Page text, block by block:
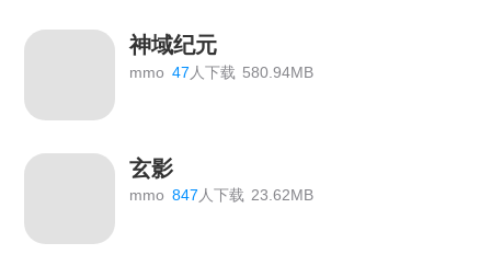
神域纪元
mmo 47 人下载 580.94MB
玄影
mmo 847人下载 23.62MB